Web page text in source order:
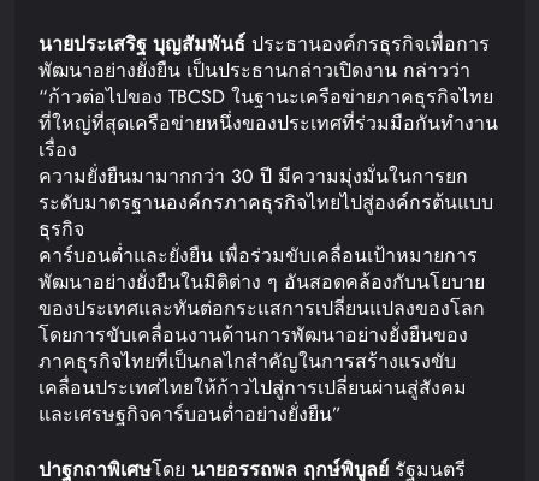
นายประเสริฐ บุญสัมพันธ์ ประธานองค์กรธุรกิจเพื่อการ
พัฒนาอย่างยั่งยืน เป็นประธานกล่าวเปิดงาน กล่าวว่า
“ก้าวต่อไปของ TBCSD ในฐานะเครือข่ายภาคธุรกิจไทย
ที่ใหญ่ที่สุดเครือข่ายหนึ่งของประเทศที่ร่วมมือกันทำงาน
เรื่อง
ความยั่งยืนมามากกว่า 30 ปี มีความมุ่งมั่นในการยก
ระดับมาตรฐานองค์กรภาคธุรกิจไทยไปสู่องค์กรต้นแบบ
ธุรกิจ
คาร์บอนต่ำและยั่งยืน เพื่อร่วมขับเคลื่อนเป้าหมายการ
พัฒนาอย่างยั่งยืนในมิติต่าง ๆ อันสอดคล้องกับนโยบาย
ของประเทศและทันต่อกระแสการเปลี่ยนแปลงของโลก
โดยการขับเคลื่อนงานด้านการพัฒนาอย่างยั่งยืนของ
ภาคธุรกิจไทยที่เป็นกลไกสำคัญในการสร้างแรงขับ
เคลื่อนประเทศไทยให้ก้าวไปสู่การเปลี่ยนผ่านสู่สังคม
และเศรษฐกิจคาร์บอนต่ำอย่างยั่งยืน”
ปาฐกถาพิเศษโดย นายอรรถพล ฤกษ์พิบูลย์ รัฐมนตรี